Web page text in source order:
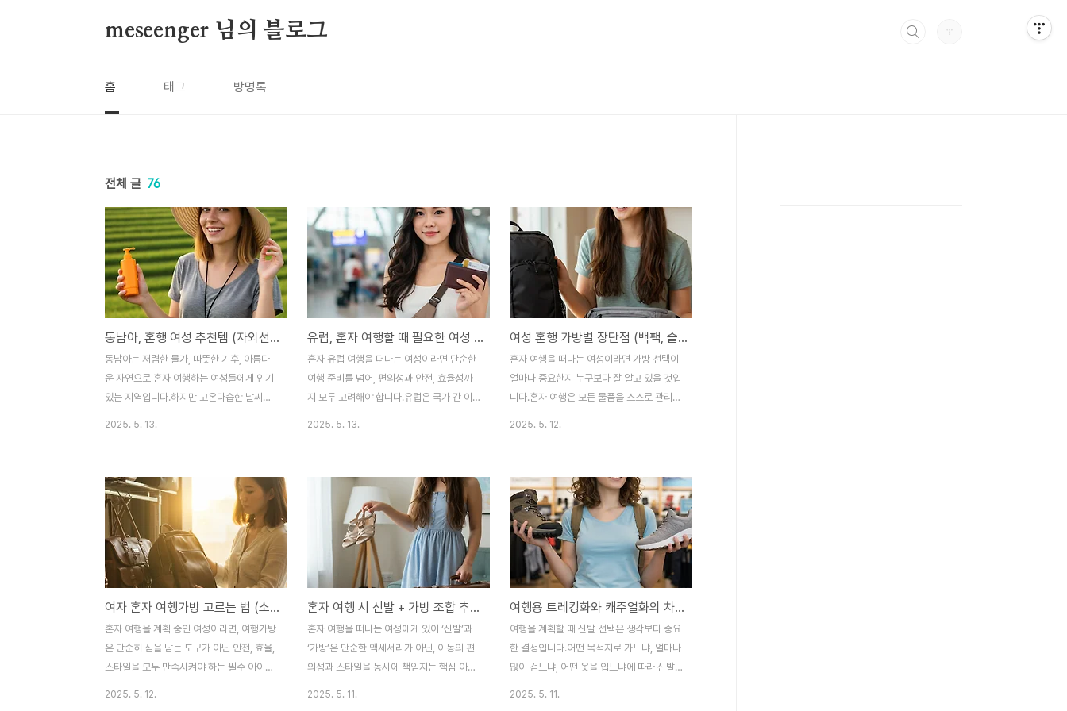
meseenger 님의 블로그
홈 태그 방명록
전체 글 76
동남아, 혼행 여성 추천템 (자외선차단, 시원한모자, 카드파우치)
동남아는 저렴한 물가, 따뜻한 기후, 아름다
운 자연으로 혼자 여행하는 여성들에게 인기
있는 지역입니다.하지만 고온다습한 날씨와
이템 준비가 필수입니다. 이번 글에서는 자외
선차단 아이템, 시원한모자, 카드파우치 세
가지를 중심으로 동남아 혼자여행 여성들에
게 꼭 필요한 필수템을 상세하게 소개합니다.
🌐 자외선차단 아이템의 중요성과 선택 기준
동남아시아는 연중 대부분이 높은 자외선 지
수를 기록하는 열대기후 지역입니다.특히 태
국, 베트남, 인도네시아, 말레이시아 등에서
는 하루 종일 햇볕이 강하기 때문에 자외선으
로부터 피부를 보호하는 것이 ..
2025. 5. 13.
유럽, 혼자 여행할 때 필요한 여성 아이템 (슬링백, 여행지갑, 트래블카드)
혼자 유럽 여행을 떠나는 여성이라면 단순한
여행 준비를 넘어, 편의성과 안전, 효율성까
지 모두 고려해야 합니다.유럽은 국가 간 이
는 더 세심한 준비가 필요합니다. 이 글에서
는 슬링백, 여행지갑, 트래블카드라는 세 가
지 키워드를 중심으로, 유럽 혼행 여성들이
꼭 챙겨야 할 액세서리와 그 활용법을 구체적
으로 소개하겠습니다. 이 글을 통해 여러분의
혼자 떠나는 유럽 여행이 더욱 안전하고 즐거
운 경험이 되기를 바랍니다.∴ 슬링백의 활용
성과 보안성유럽의 대표적인 도시들인 파리,
로마, 바르셀로나 등은 관광객이 몰리는 만큼
소매치기나 가방 절도..
2025. 5. 13.
여성 혼행 가방별 장단점 (백팩, 슬링백, 힙색)
혼자 여행을 떠나는 여성이라면 가방 선택이
얼마나 중요한지 누구보다 잘 알고 있을 것입
니다.혼자 여행은 모든 물품을 스스로 관리해
유연하게 대처할 수 있게 도와주며, 여행의
안전성과 효율성을 동시에 높여줍니다.이번
글에서는 여성 혼자 여행자들이 자주 사용하
는 백팩, 슬링백, 힙색 세 가지 가방의 특징과
장단점을 꼼꼼히 비교하여, 자신의 여행 스타
일에 맞는 가방 선택에 도움이 될 수 있도록
구성했습니다.≫ 백팩은 수납력과 안정성의
대표주자백팩은 혼자 여행하는 여성에게 가
장 널리 사랑받는 가방 유형입니다.두 어깨에
균등하게 무게가 분..
2025. 5. 12.
여자 혼자 여행가방 고르는 법 (소지품, 안전, 디자인)
혼자 여행을 계획 중인 여성이라면, 여행가방
은 단순히 짐을 담는 도구가 아닌 안전, 효율,
스타일을 모두 만족시켜야 하는 필수 아이템
2025. 5. 12.
혼자 여행 시 신발 + 가방 조합 추천 (여성, 경량, 스타일)
혼자 여행을 떠나는 여성에게 있어 ‘신발’과
‘가방’은 단순한 액세서리가 아닌, 이동의 편
의성과 스타일을 동시에 책임지는 핵심 아이
2025. 5. 11.
여행용 트레킹화와 캐주얼화의 차이점
여행을 계획할 때 신발 선택은 생각보다 중요
한 결정입니다.어떤 목적지로 가느냐, 얼마나
많이 걷느냐, 어떤 옷을 입느냐에 따라 신발
2025. 5. 11.